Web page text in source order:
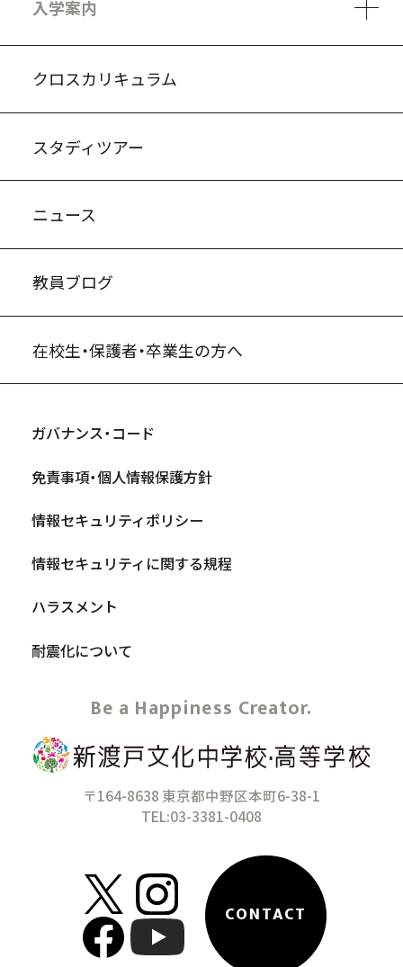
Be a Happiness Creator.
〒164-8638 東京都中野区本町6-38-1
TEL:03-3381-0408
CONTACT
入学案内
クロスカリキュラム
スタディツアー
ニュース
教員ブログ
在校生・保護者・卒業生の方へ
ガバナンス・コード
免責事項・個人情報保護方針
情報セキュリティポリシー
情報セキュリティに関する規程
ハラスメント
耐震化について